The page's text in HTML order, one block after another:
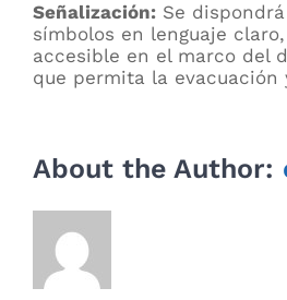
Señalización: Se
símbolos en lenguaje
accesible en el marco del
que permita la evacuación
About the Author: